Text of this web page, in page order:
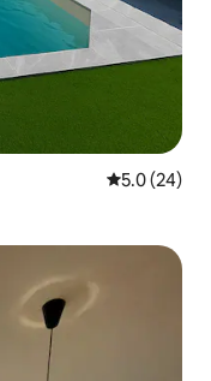
Calificación
5.0 (24)